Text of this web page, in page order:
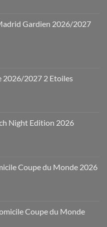
Gardien 2026/2027
2026/2027 2 Etoiles
Night Edition 2026
Coupe du Monde 2026
Coupe du Monde